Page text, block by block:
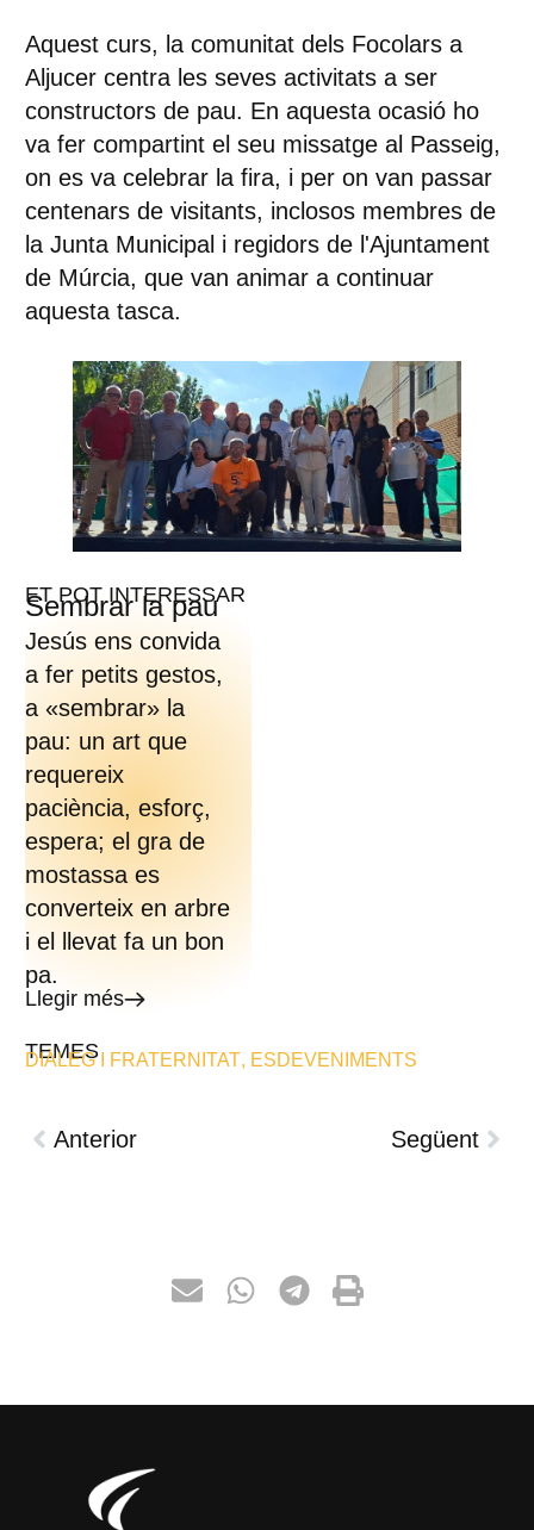
Aquest curs, la comunitat dels Focolars a
Aljucer centra les seves activitats a ser
constructors de pau. En aquesta ocasió ho
va fer compartint el seu missatge al Passeig,
on es va celebrar la fira, i per on van passar
centenars de visitants, inclosos membres de
la Junta Municipal i regidors de l'Ajuntament
de Múrcia, que van animar a continuar
aquesta tasca.
ET POT INTERESSAR
Sembrar la pau
Jesús ens convida
a fer petits gestos,
a «sembrar» la
pau: un art que
requereix
paciència, esforç,
espera; el gra de
mostassa es
converteix en arbre
i el llevat fa un bon
pa.
Llegir més
TEMES
DIÀLEG I FRATERNITAT, ESDEVENIMENTS
Anterior Següent